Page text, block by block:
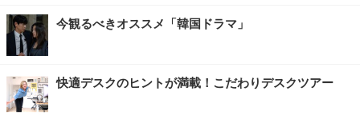
今観るべきオススメ「韓国ドラマ」
快適デスクのヒントが満載！こだわりデスクツアー